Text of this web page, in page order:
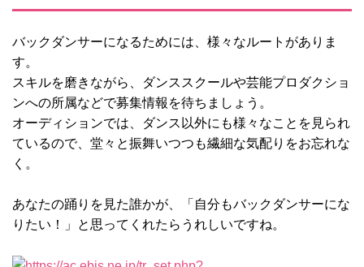
バックダンサーになるためには、様々なルートがありま
す。
スキルを磨きながら、ダンススクールや芸能プロダクショ
ンへの所属などで募集情報を待ちましょう。
オーディションでは、ダンス以外にも様々なことを見られ
ているので、堂々と振舞いつつも繊細な気配りをお忘れな
く。
あなたの踊りを見た誰かが、「自分もバックダンサーにな
りたい！」と思ってくれたらうれしいですね。